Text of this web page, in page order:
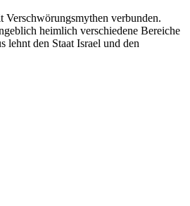
verbunden.
heimlich verschiedene Bereiche
lehnt den Staat Israel und den